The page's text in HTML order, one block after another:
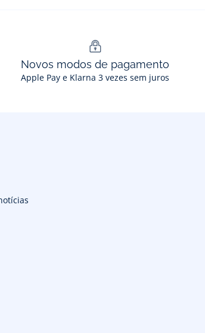
Novos modos de pagamento
Apple Pay e Klarna 3 vezes sem juros